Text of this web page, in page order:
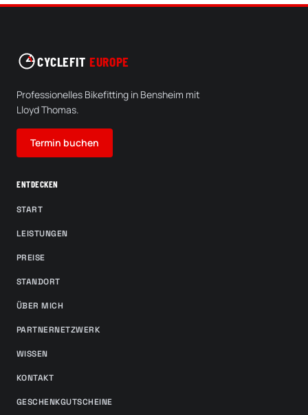
CYCLEFIT EUROPE
Professionelles Bikefitting in Bensheim mit
Lloyd Thomas.
Termin buchen
ENTDECKEN
START
LEISTUNGEN
PREISE
STANDORT
ÜBER MICH
PARTNERNETZWERK
WISSEN
KONTAKT
GESCHENKGUTSCHEINE